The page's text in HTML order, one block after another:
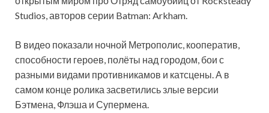
Studios, авторов серии Batman: Arkham.
В видео показали ночной Метрополис, кооператив,
способности героев, полёты над городом, бои с
разными видами противникамов и катсцены. А в
самом конце ролика засветились злые версии
Бэтмена, Флэша и Супермена.